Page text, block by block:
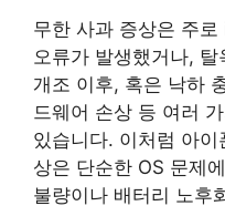
무한 사과 증상은 주
오류가 발생했거나,
개조 이후, 혹은 낙하
드웨어 손상 등 여러
있습니다. 이처럼 아
상은 단순한 OS 문제
불량이나 배터리 노후